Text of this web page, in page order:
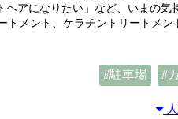
アになりたい」など、いまの気
メント、ケラチントリートメ
駐車場